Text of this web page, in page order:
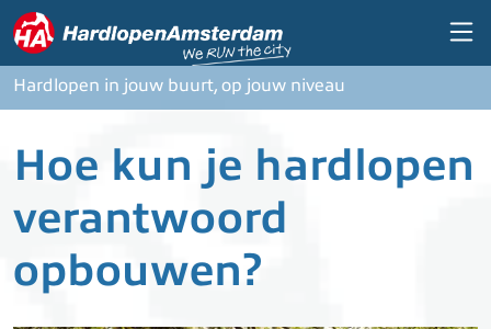
Overslaan en naar de inhoud gaan
Hardlopen in jouw buurt, op jouw niveau
Hoe kun je hardlopen
verantwoord
opbouwen?